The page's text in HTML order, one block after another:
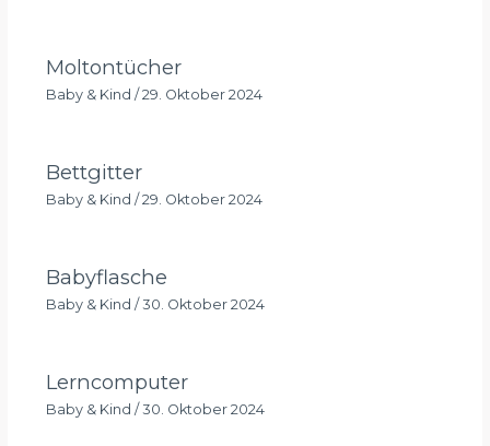
Moltontücher
Baby & Kind / 29. Oktober 2024
Bettgitter
Baby & Kind / 29. Oktober 2024
Babyflasche
Baby & Kind / 30. Oktober 2024
Lerncomputer
Baby & Kind / 30. Oktober 2024